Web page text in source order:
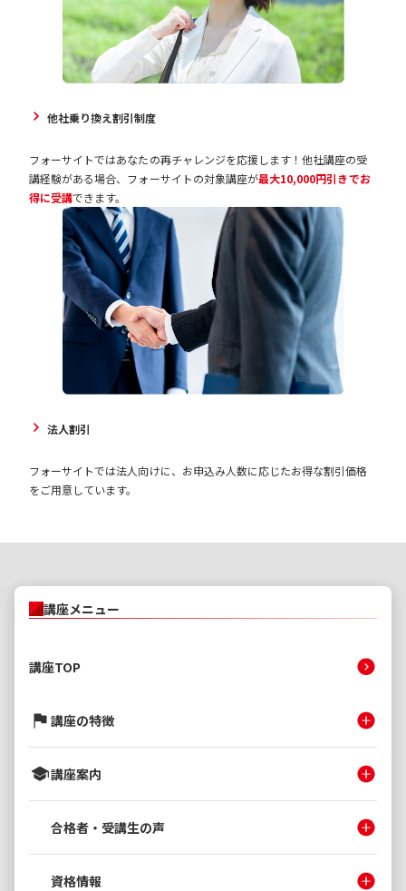
他社乗り換え割引制度
フォーサイトではあなたの再チャレンジを応援します！他社講座の受
講経験がある場合、フォーサイトの対象講座が最大10,000円引きでお
得に受講できます。
法人割引
フォーサイトでは法人向けに、お申込み人数に応じたお得な割引価格
をご用意しています。
講座メニュー
講座TOP
講座の特徴
講座案内
合格者・受講生の声
資格情報